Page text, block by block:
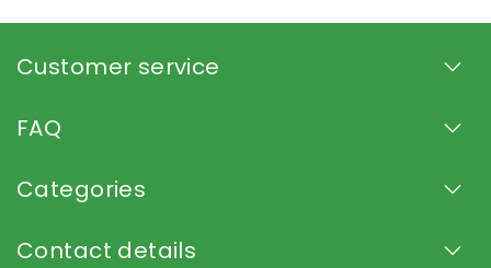
Customer service
FAQ
Categories
Contact details